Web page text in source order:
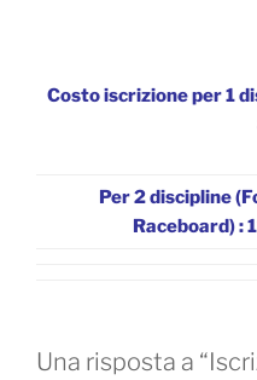
Costo iscrizione per 1
Per 2 discipline
Raceboard) :
Una risposta a